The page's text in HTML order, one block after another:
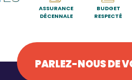
ASSURANCE
DÉCENNALE
BUDGET
RESPECTÉ
PARLEZ-NOUS DE